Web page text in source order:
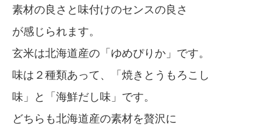
素材の良さと味付けのセンスの良さ
が感じられます。
玄米は北海道産の「ゆめぴりか」です。
味は２種類あって、「焼きとうもろこし
味」と「海鮮だし味」です。
どちらも北海道産の素材を贅沢に